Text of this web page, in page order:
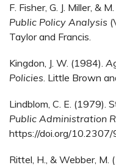
F. Fisher, G. J. Miller, &
Public Policy Analysis
Taylor and Francis.
Kingdon, J. W. (1984).
Policies. Little Brown
Lindblom, C. E. (1979).
Public Administration
https://doi.org/
Rittel, H., & Webber, M.